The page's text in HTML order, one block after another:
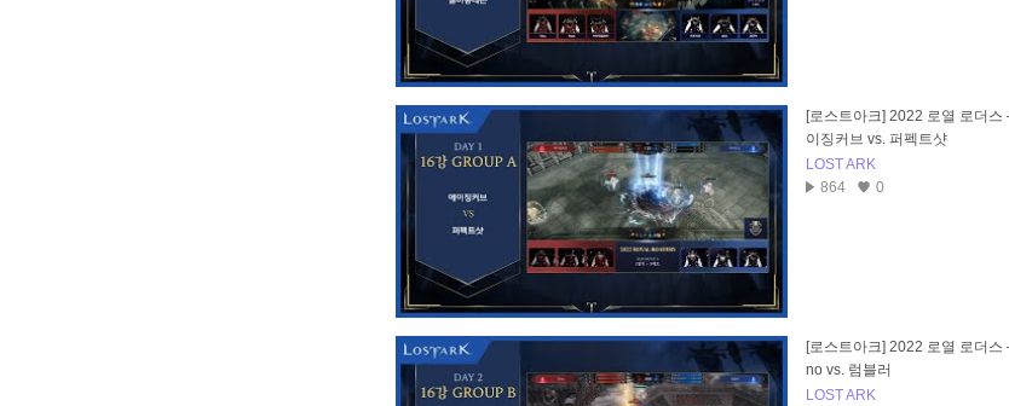
[로스트아크] 2022 로열 로더스
이징커브 vs. 퍼펙트샷
LOST ARK
864
0
[로스트아크] 2022 로열 로더
no vs. 럼블러
LOST ARK